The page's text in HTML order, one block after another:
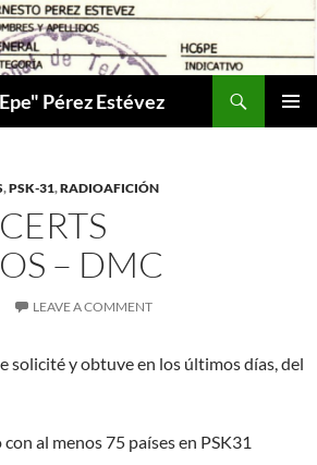
Pérez Estévez
,PSK-31,RADIOAFICIÓN
– DMC
LEAVE A COMMENT
solicité y obtuve en los últimos días, del
al menos 75 países en PSK31